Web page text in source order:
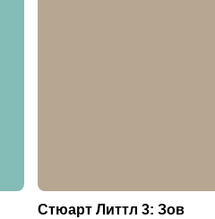
Стюарт Литтл 3: Зов